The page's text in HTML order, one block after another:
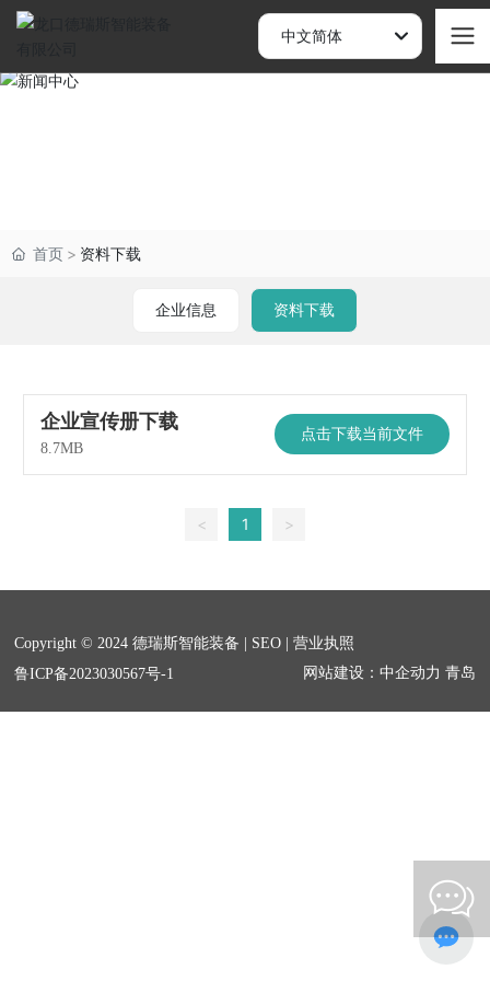
中文简体
首页 资料下载
企业信息 资料下载
企业宣传册下载
8.7MB
点击下载当前文件
< 1 >
Copyright © 2024 德瑞斯智能装备 | SEO |营业执照
鲁ICP备2023030567号-1
网站建设：中企动力 青岛